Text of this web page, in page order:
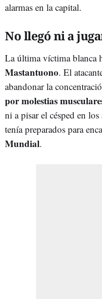
alarmas en la capital.
No llegó ni a
La última víctima blanca
Mastantuono. El
abandonar la
por molestias
ni a pisar el césped en
tenía preparados para
Mundial.